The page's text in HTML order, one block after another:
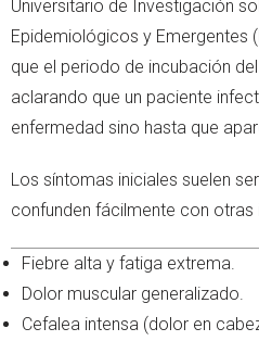
Universitario de Investigación
Epidemiológicos y Emergentes
que el periodo de incubación
aclarando que un paciente
enfermedad sino hasta que
Los síntomas iniciales suelen
confunden fácilmente con otras
Fiebre alta y fatiga extrema.
Dolor muscular generalizado.
Cefalea intensa (dolor en